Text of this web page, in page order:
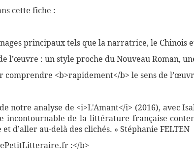
cette fiche :
principaux tels que la narratrice, le Chinois
l’œuvre : un style proche du Nouveau Roman,
comprendre <b>rapidement</b> le sens de
notre analyse de <i>L'Amant</i> (2016), avec
incontournable de la littérature française
d’aller au-delà des clichés. » Stéphanie FELTEN
:</b>